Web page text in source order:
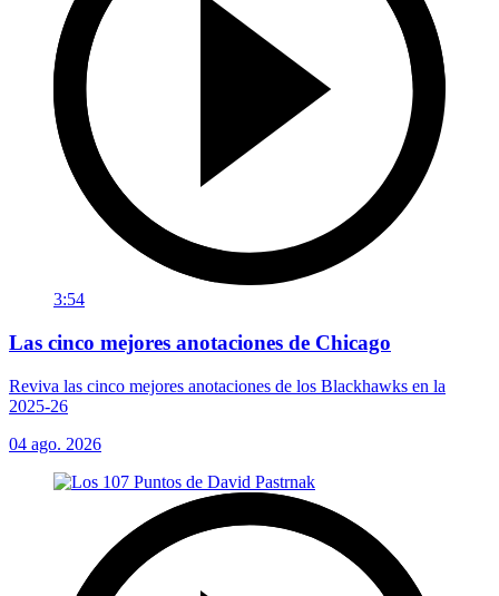
3:54
Las cinco mejores anotaciones de Chicago
Reviva las cinco mejores anotaciones de los Blackhawks en la
2025-26
04 ago. 2026